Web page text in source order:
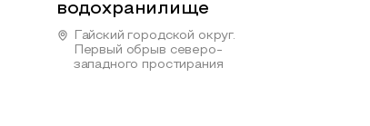
водохранилище
Гайский городской округ.
Первый обрыв северо-
западного простирания